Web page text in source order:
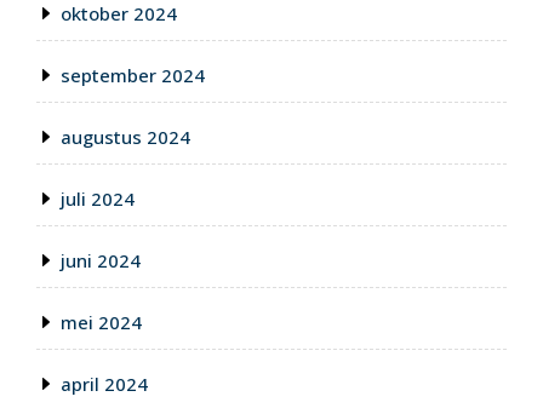
oktober 2024
september 2024
augustus 2024
juli 2024
juni 2024
mei 2024
april 2024